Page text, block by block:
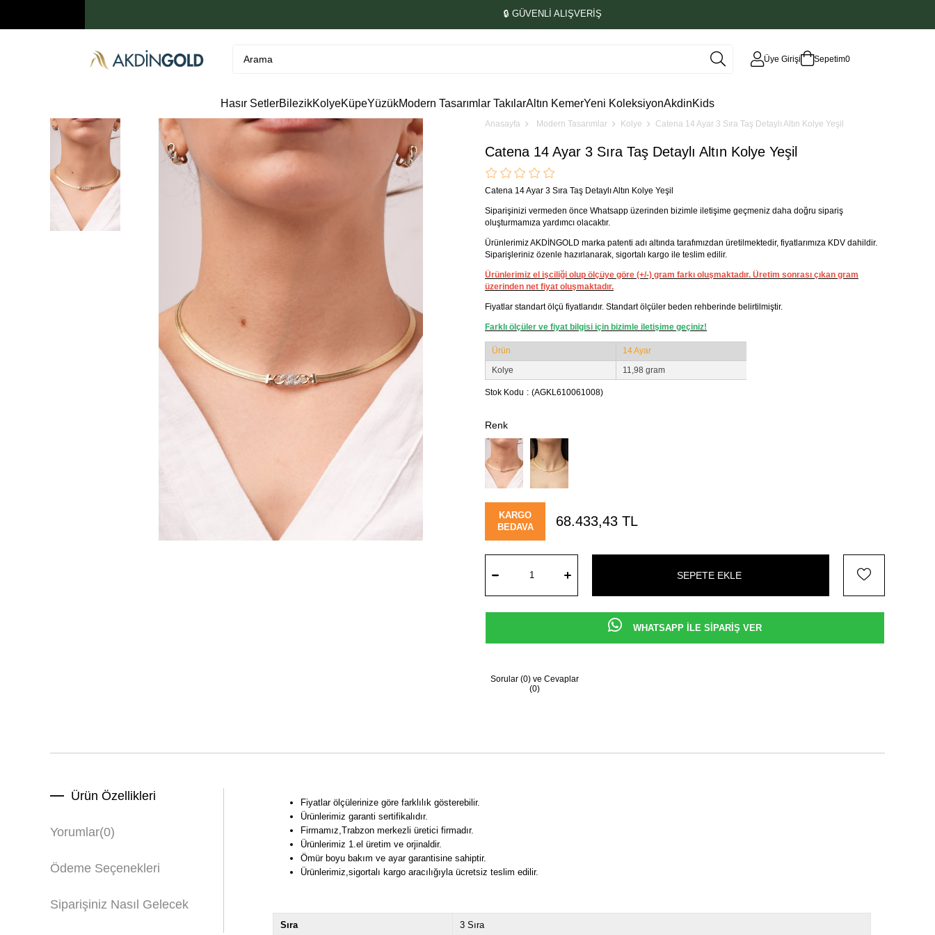
🔒 GÜVENLİ ALIŞVERİŞ
Üye Girişi Sepetim0
Hasır SetlerBilezikKolyeKüpeYüzükModern Tasarımlar TakılarAltın KemerYeni KoleksiyonAkdinKids
Anasayfa Modern Tasarımlar Kolye Catena 14 Ayar 3 Sıra Taş Detaylı Altın Kolye Yeşil
Catena 14 Ayar 3 Sıra Taş Detaylı Altın Kolye Yeşil
Catena 14 Ayar 3 Sıra Taş Detaylı Altın Kolye Yeşil
Siparişinizi vermeden önce Whatsapp üzerinden bizimle iletişime geçmeniz daha doğru sipariş
oluşturmamıza yardımcı olacaktır.
Ürünlerimiz AKDİNGOLD marka patenti adı altında tarafımızdan üretilmektedir, fiyatlarımıza KDV dahildir.
Siparişleriniz özenle hazırlanarak, sigortalı kargo ile teslim edilir.
Ürünlerimiz el işciliği olup ölçüye göre (+/-) gram farkı oluşmaktadır. Üretim sonrası çıkan gram
üzerinden net fiyat oluşmaktadır.
Fiyatlar standart ölçü fiyatlarıdır. Standart ölçüler beden rehberinde belirtilmiştir.
Farklı ölçüler ve fiyat bilgisi için bizimle iletişime geçiniz!
Ürün
14 Ayar
Kolye
11,98 gram
Stok Kodu (AGKL610061008)
KARGO
BEDAVA
68.433,43 TL
WHATSAPP İLE SİPARİŞ VER
Sorular (0) ve Cevaplar
(0)
Ürün Özellikleri
Yorumlar(0)
Ödeme Seçenekleri
Siparişiniz Nasıl Gelecek
Fiyatlar ölçülerinize göre farklılık gösterebilir.
Ürünlerimiz garanti sertifikalıdır.
Firmamız,Trabzon merkezli üretici firmadır.
Ürünlerimiz 1.el üretim ve orjinaldir.
Ömür boyu bakım ve ayar garantisine sahiptir.
Ürünlerimiz,sigortalı kargo aracılığıyla ücretsiz teslim edilir.
Sıra 3 Sıra